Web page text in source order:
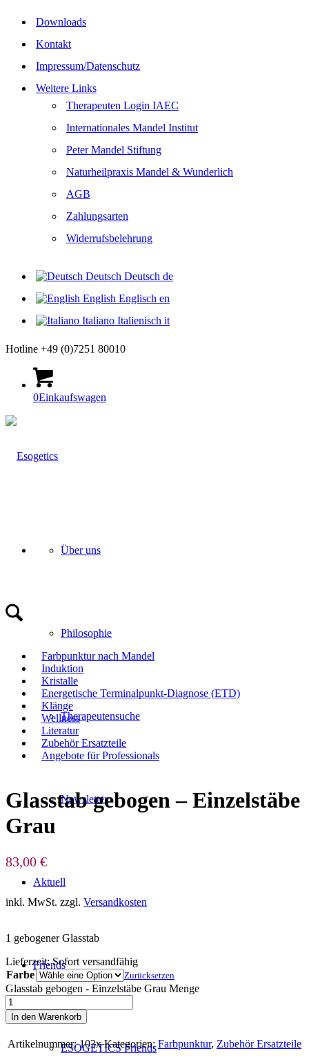
Downloads
Kontakt
Impressum/Datenschutz
Weitere Links
Therapeuten Login IAEC
Internationales Mandel Institut
Peter Mandel Stiftung
Naturheilpraxis Mandel & Wunderlich
AGB
Zahlungsarten
Widerrufsbelehrung
Deutsch Deutsch de
English Englisch en
Italiano Italienisch it
Hotline +49 (0)7251 80010
0Einkaufswagen
Über uns
Philosophie
Therapeutensuche
Newsletter
Aktuell
Friends
ESOGETICS Friends
Farbpunktur nach Mandel
Induktion
Kristalle
Energetische Terminalpunkt-Diagnose (ETD)
Klänge
Wellness
Literatur
Zubehör Ersatzteile
Angebote für Professionals
Glasstab gebogen – Einzelstäbe
Grau
83,00 €
inkl. MwSt. zzgl. Versandkosten
1 gebogener Glasstab
Lieferzeit:Sofort versandfähig
Farbe
Zurücksetzen
Glasstab gebogen - Einzelstäbe Grau Menge
In den Warenkorb
Artikelnummer:103x Kategorien:Farbpunktur, Zubehör Ersatzteile